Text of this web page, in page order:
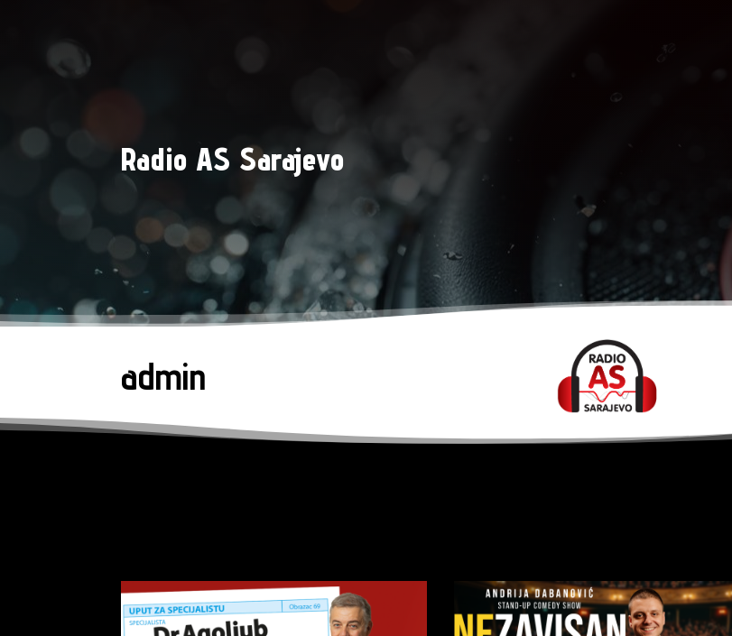
Radio AS Sarajevo
admin